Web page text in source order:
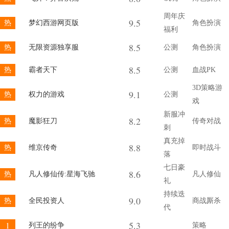
热 梦幻西游网页版 9.5
周年庆
福利
角色扮演
热 无限资源独享服 8.5 公测 角色扮演
热 霸者天下 8.5 公测 血战PK
热 权力的游戏 9.1 公测
3D策略游
戏
热 魔影狂刀 8.2
新服冲
刺
传奇对战
热 维京传奇 8.8
真充掉
落
即时战斗
热 凡人修仙传:星海飞驰 8.6
七日豪
礼
凡人修仙
热 全民投资人 9.0
持续迭
代
商战厮杀
1 列王的纷争 5.3 策略